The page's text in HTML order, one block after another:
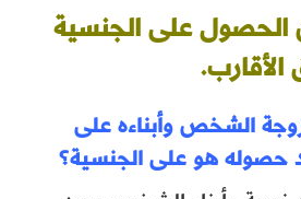
الحصول على الجنسية
الشخص وأبناءه على
حصوله هو على الجنسية؟